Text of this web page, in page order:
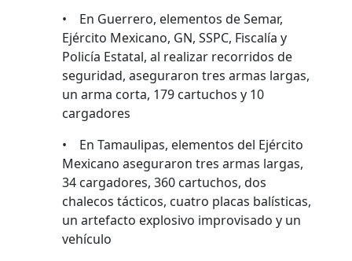
• En Guerrero, elementos de Semar,
Ejército Mexicano, GN, SSPC, Fiscalía y
Policía Estatal, al realizar recorridos de
seguridad, aseguraron tres armas largas,
un arma corta, 179 cartuchos y 10
cargadores
• En Tamaulipas, elementos del Ejército
Mexicano aseguraron tres armas largas,
34 cargadores, 360 cartuchos, dos
chalecos tácticos, cuatro placas balísticas,
un artefacto explosivo improvisado y un
vehículo